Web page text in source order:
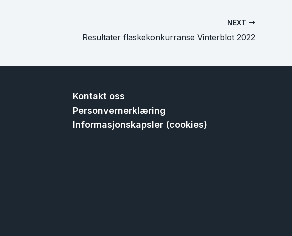
NEXT
Resultater flaskekonkurranse Vinterblot 2022
Kontakt oss
Personvernerklæring
Informasjonskapsler (cookies)